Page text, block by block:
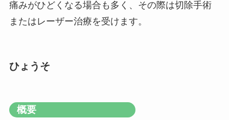
痛みがひどくなる場合も多く、その際は切除手術
またはレーザー治療を受けます。
ひょうそ
概要